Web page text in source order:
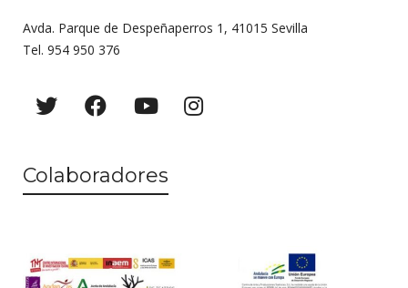
Avda. Parque de Despeñaperros 1, 41015 Sevilla
Tel. 954 950 376
Colaboradores